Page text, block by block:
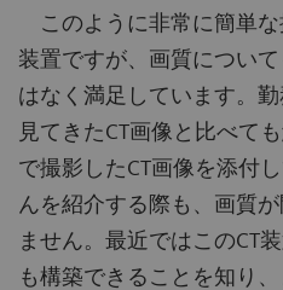
このように非常に簡単
装置ですが、画質につい
はなく満足しています。
見てきたCT画像と比べて
で撮影したCT画像を添付
んを紹介する際も、画質
ません。最近ではこのCT
も構築できることを知り